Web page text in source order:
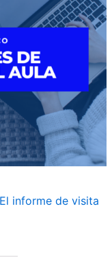
informe de visita